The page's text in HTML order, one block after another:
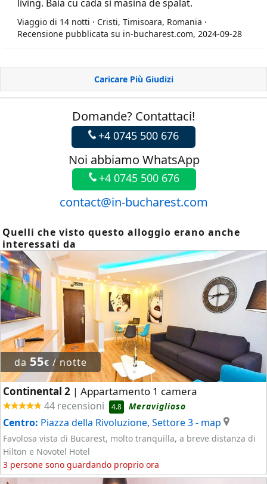
living. Baia cu cada si masina de spalat.
Viaggio di 14 notti · Cristi, Timisoara, Romania ·
Recensione pubblicata su in-bucharest.com, 2024-09-28
Caricare Più Giudizi
Domande? Contattaci!
+4 0745 500 676
Noi abbiamo WhatsApp
+4 0745 500 676
contact@in-bucharest.com
Quelli che visto questo alloggio erano anche
interessati da
da55€ / notte
Continental 2 | Appartamento 1 camera
44 recensioni 4.8 Meraviglioso
Centro: Piazza della Rivoluzione, Settore 3- map
Favolosa vista di Bucarest, molto tranquilla, a breve distanza di
Hilton e Novotel Hotel
3 persone sono guardando proprio ora